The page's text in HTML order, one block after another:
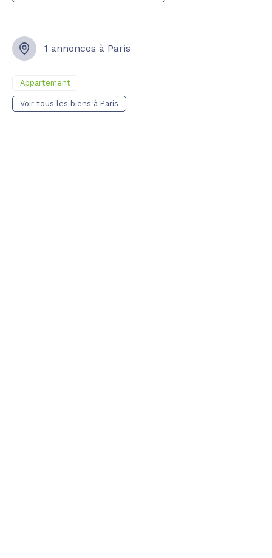
1 annonces à Paris
Appartement
Voir tous les biens à Paris